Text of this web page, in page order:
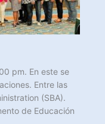
pm. En este se
Entre las
(SBA).
de Educación